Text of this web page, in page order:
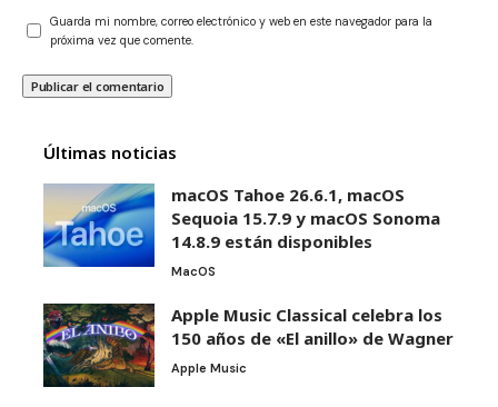
Guarda mi nombre, correo electrónico y web en este navegador para la
próxima vez que comente.
Últimas noticias
macOS Tahoe 26.6.1, macOS
Sequoia 15.7.9 y macOS Sonoma
14.8.9 están disponibles
MacOS
Apple Music Classical celebra los
150 años de «El anillo» de Wagner
Apple Music